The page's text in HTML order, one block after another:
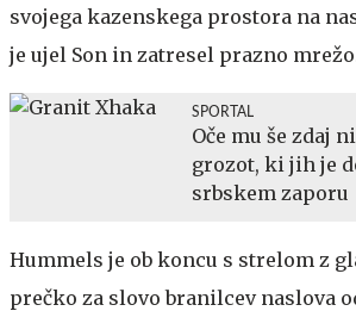
svojega kazenskega prostora na
je ujel Son in zatresel prazno
SPORTAL
Oče mu še zdaj
grozot, ki jih je
srbskem zaporu
Hummels je ob koncu s strelom z
prečko za slovo branilcev naslova